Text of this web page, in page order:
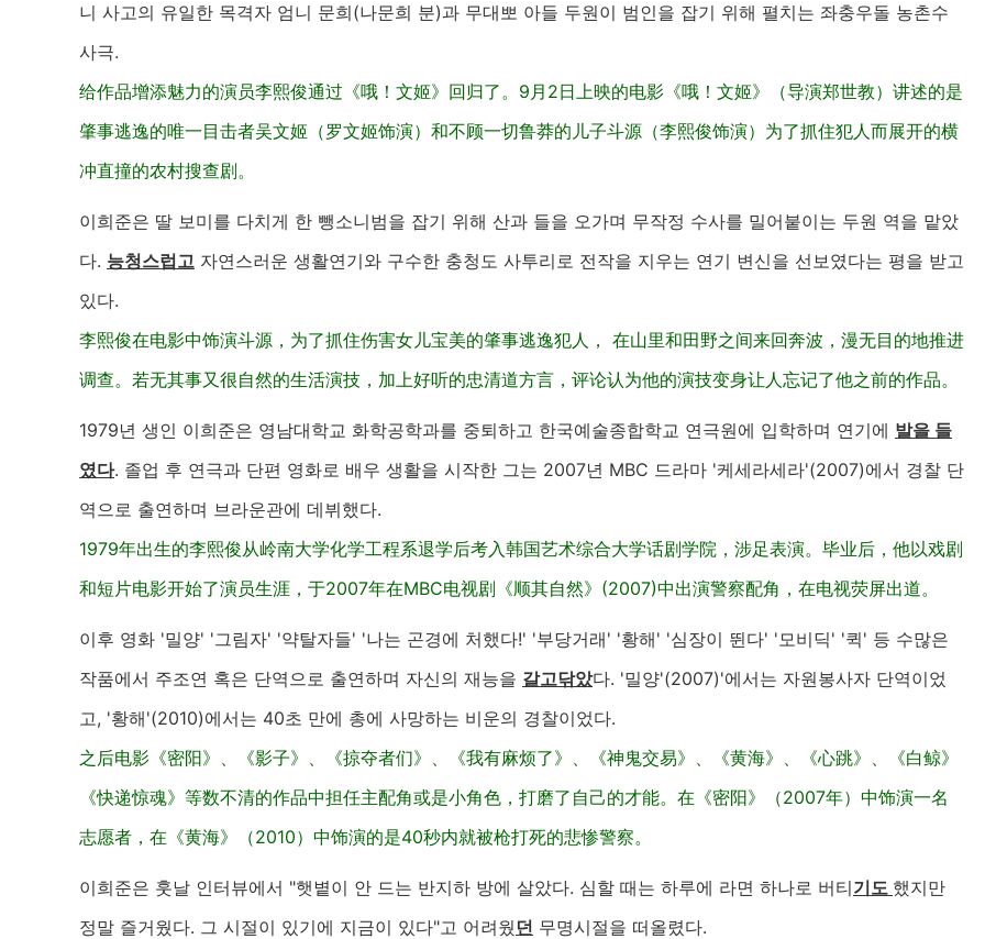
니 사고의 유일한 목격자 엄니 문희(나문희 분)과 무대뽀 아들 두원이 범인을 잡기 위해 펼치는 좌충우돌 농촌수
사극.
给作品增添魅力的演员李熙俊通过《哦！文姬》回归了。9月2日上映的电影《哦！文姬》（导演郑世教）讲述的是
肇事逃逸的唯一目击者吴文姬（罗文姬饰演）和不顾一切鲁莽的儿子斗源（李熙俊饰演）为了抓住犯人而展开的横
冲直撞的农村搜查剧。
이희준은 딸 보미를 다치게 한 뺑소니범을 잡기 위해 산과 들을 오가며 무작정 수사를 밀어붙이는 두원 역을 맡았
다. 능청스럽고 자연스러운 생활연기와 구수한 충청도 사투리로 전작을 지우는 연기 변신을 선보였다는 평을 받고
있다.
李熙俊在电影中饰演斗源，为了抓住伤害女儿宝美的肇事逃逸犯人， 在山里和田野之间来回奔波，漫无目的地推进
调查。若无其事又很自然的生活演技，加上好听的忠清道方言，评论认为他的演技变身让人忘记了他之前的作品。
1979년 생인 이희준은 영남대학교 화학공학과를 중퇴하고 한국예술종합학교 연극원에 입학하며 연기에 발을 들
였다. 졸업 후 연극과 단편 영화로 배우 생활을 시작한 그는 2007년 MBC 드라마 '케세라세라'(2007)에서 경찰 단
역으로 출연하며 브라운관에 데뷔했다.
1979年出生的李熙俊从岭南大学化学工程系退学后考入韩国艺术综合大学话剧学院，涉足表演。毕业后，他以戏剧
和短片电影开始了演员生涯，于2007年在MBC电视剧《顺其自然》(2007)中出演警察配角，在电视荧屏出道。
이후 영화 '밀양' '그림자' '약탈자들' '나는 곤경에 처했다!' '부당거래' '황해' '심장이 뛴다' '모비딕' '퀵' 등 수많은
작품에서 주조연 혹은 단역으로 출연하며 자신의 재능을 갈고닦았다. '밀양'(2007)'에서는 자원봉사자 단역이었
고, '황해'(2010)에서는 40초 만에 총에 사망하는 비운의 경찰이었다.
之后电影《密阳》、《影子》、《掠夺者们》、《我有麻烦了》、《神鬼交易》、《黄海》、《心跳》、《白鲸》
《快递惊魂》等数不清的作品中担任主配角或是小角色，打磨了自己的才能。在《密阳》（2007年）中饰演一名
志愿者，在《黄海》（2010）中饰演的是40秒内就被枪打死的悲惨警察。
이희준은 훗날 인터뷰에서 "햇볕이 안 드는 반지하 방에 살았다. 심할 때는 하루에 라면 하나로 버티기도 했지만
정말 즐거웠다. 그 시절이 있기에 지금이 있다"고 어려웠 던 무명시절을 떠올렸다.